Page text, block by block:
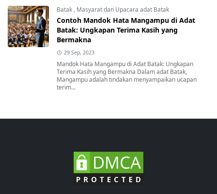
Batak , Masyarat dan Upacara adat Batak
Contoh Mandok Hata Mangampu di Adat
Batak: Ungkapan Terima Kasih yang
Bermakna
29 Sep, 2023
Mandok Hata Mangampu di Adat Batak: Ungkapan
Terima Kasih yang Bermakna Dalam adat Batak,
Mangampu adalah tindakan menyampaikan ucapan
terim...